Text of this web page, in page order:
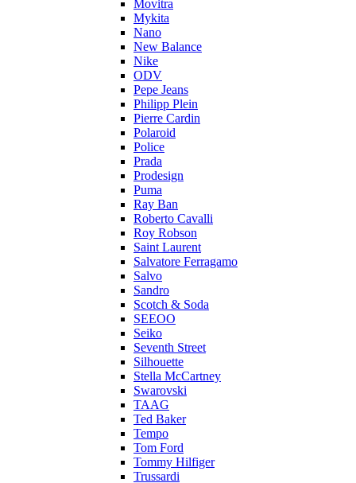
Movitra
Mykita
Nano
New Balance
Nike
ODV
Pepe Jeans
Philipp Plein
Pierre Cardin
Polaroid
Police
Prada
Prodesign
Puma
Ray Ban
Roberto Cavalli
Roy Robson
Saint Laurent
Salvatore Ferragamo
Salvo
Sandro
Scotch & Soda
SEEOO
Seiko
Seventh Street
Silhouette
Stella McCartney
Swarovski
TAAG
Ted Baker
Tempo
Tom Ford
Tommy Hilfiger
Trussardi